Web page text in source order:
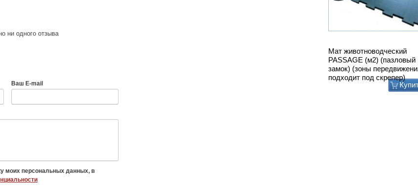
Мат животноводческий
PASSAGE (м2) (пазловый
замок) (зоны
подходит под скрепер)
ни одного отзыва
Ваш E-mail
моих персональных данных, в